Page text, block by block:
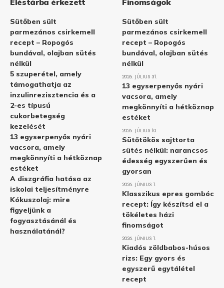
Éléstárba érkezett
Sütőben sült
parmezános csirkemell
recept – Ropogós
bundával, olajban sütés
nélkül
5 szuperétel, amely
támogathatja az
inzulinrezisztencia és a
2-es típusú
cukorbetegség
kezelését
13 egyserpenyős nyári
vacsora, amely
megkönnyíti a hétköznap
estéket
A diszgráfia hatása az
iskolai teljesítményre
Kókuszolaj: mire
figyeljünk a
fogyasztásánál és
használatánál?
Finomságok
Sütőben sült
parmezános csirkemell
recept – Ropogós
bundával, olajban sütés
nélkül
2026. JÚLIUS 31.
13 egyserpenyős nyári
vacsora, amely
megkönnyíti a hétköznap
estéket
2026. JÚLIUS 10.
Sütőtökös sajttorta
sütés nélkül: narancsos
édesség egyszerűen és
gyorsan
2026. JÚNIUS 1.
Klasszikus epres gombóc
recept: Így készítsd el a
tökéletes házi
finomságot
2026. JÚNIUS 1.
Kiadós zöldbabos-húsos
rizs: Egy gyors és
egyszerű egytálétel
recept